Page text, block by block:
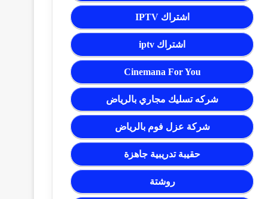
اشتراك IPTV
اشتراك iptv
Cinemana For You
شركه تسليك مجاري بالرياض
شركة عزل فوم بالرياض
حقيبة تدريبية جاهزة
روشتة